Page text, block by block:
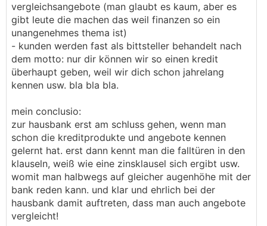
vergleichsangebote (man glaubt es kaum, aber es
gibt leute die machen das weil finanzen so ein
unangenehmes thema ist)
- kunden werden fast als bittsteller behandelt nach
dem motto: nur dir können wir so einen kredit
überhaupt geben, weil wir dich schon jahrelang
kennen usw. bla bla bla.
mein conclusio:
zur hausbank erst am schluss gehen, wenn man
schon die kreditprodukte und angebote kennen
gelernt hat. erst dann kennt man die falltüren in den
klauseln, weiß wie eine zinsklausel sich ergibt usw.
womit man halbwegs auf gleicher augenhöhe mit der
bank reden kann. und klar und ehrlich bei der
hausbank damit auftreten, dass man auch angebote
vergleicht!